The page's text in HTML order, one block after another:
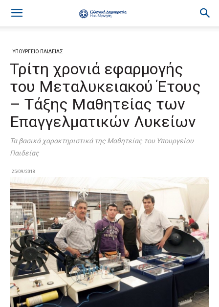
ΥΠΟΥΡΓΕΙΟ ΠΑΙΔΕΙΑΣ
Τρίτη χρονιά εφαρμογής
του Μεταλυκειακού Έτους
– Τάξης Μαθητείας των
Επαγγελματικών Λυκείων
Τα βασικά χαρακτηριστικά της Μαθητείας του Υπουργείου
Παιδείας
25/09/2018